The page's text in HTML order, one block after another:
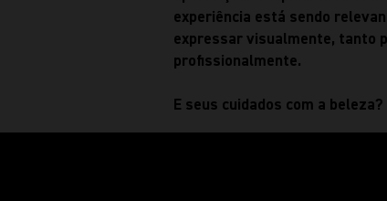
experiência está sendo
expressar visualmente, tanto
profissionalmente.
E seus cuidados com a beleza?